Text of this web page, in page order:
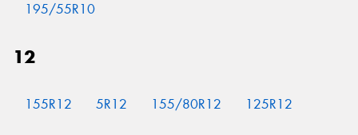
195/55R10
12
155R12 5R12 155/80R12 125R12